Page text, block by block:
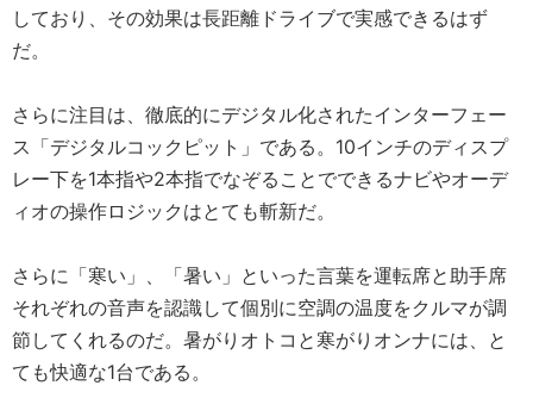
しており、その効果は長距離ドライブで実感できるはず
だ。
さらに注目は、徹底的にデジタル化されたインターフェー
ス「デジタルコックピット」である。10インチのディスプ
レー下を1本指や2本指でなぞることでできるナビやオーデ
ィオの操作ロジックはとても斬新だ。
さらに「寒い」、「暑い」といった言葉を運転席と助手席
それぞれの音声を認識して個別に空調の温度をクルマが調
節してくれるのだ。暑がりオトコと寒がりオンナには、と
ても快適な1台である。